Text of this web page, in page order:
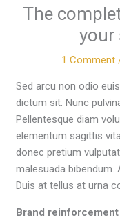
The
your
1 Comment
Sed arcu non odio
dictum sit. Nunc
Pellentesque diam
elementum sagittis
donec pretium
malesuada bibendum.
Duis at tellus at urna
Brand